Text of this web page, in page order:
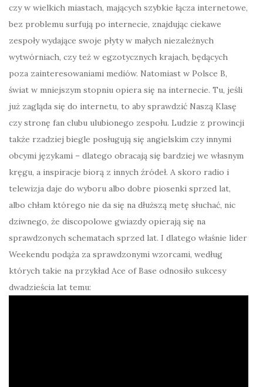
czy w wielkich miastach, mających szybkie łącza internetowe,
bez problemu surfują po internecie, znajdując ciekawe
zespoły wydające swoje płyty w małych niezależnych
wytwórniach, czy też w egzotycznych krajach, będących
poza zainteresowaniami mediów. Natomiast w Polsce B,
świat w mniejszym stopniu opiera się na internecie. Tu, jeśli
już zagląda się do internetu, to aby sprawdzić Naszą Klasę
czy stronę fan clubu ulubionego zespołu. Ludzie z prowincji
także rzadziej biegle posługują się angielskim czy innymi
obcymi językami – dlatego obracają się bardziej we własnym
kręgu, a inspiracje biorą z innych źródeł. A skoro radio i
telewizja daje do wyboru albo dobre piosenki sprzed lat,
albo chłam którego nie da się na dłuższą metę słuchać, nic
dziwnego, że discopolowe gwiazdy opierają się na
sprawdzonych schematach sprzed lat. I dlatego właśnie lider
Weekendu podąża za sprawdzonymi wzorcami, według
których takie na przykład Ace of Base odnosiło sukcesy
dwadzieścia lat temu: